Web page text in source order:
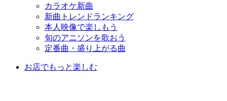
カラオケ新曲
新曲トレンドランキング
本人映像で楽しもう
旬のアニソンを歌おう
定番曲・盛り上がる曲
お店でもっと楽しむ